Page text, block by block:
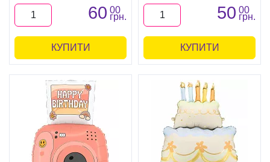
60 00
грн.
КУПИТИ
50 00
грн.
КУПИТИ